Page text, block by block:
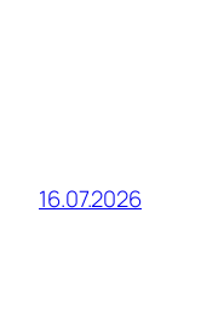
16.07.2026